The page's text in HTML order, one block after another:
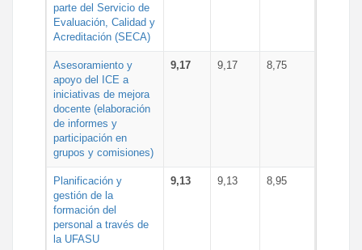
parte del Servicio de
Evaluación, Calidad y
Acreditación (SECA)
Asesoramiento y
apoyo del ICE a
iniciativas de mejora
docente (elaboración
de informes y
participación en
grupos y comisiones)
9,17 9,17 8,75
Planificación y
gestión de la
formación del
personal a través de
la UFASU
9,13 9,13 8,95